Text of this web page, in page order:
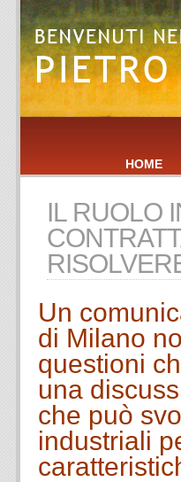
HOME
IL RUOLO
Un
di Milano
questioni
una
che può
industriali